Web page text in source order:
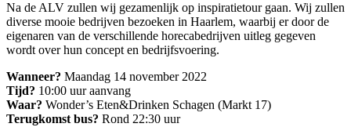
Na de ALV zullen wij gezamenlijk op inspiratietour gaan. Wij zullen
diverse mooie bedrijven bezoeken in Haarlem, waarbij er door de
eigenaren van de verschillende horecabedrijven uitleg gegeven
wordt over hun concept en bedrijfsvoering.
Wanneer? Maandag 14 november 2022
Tijd? 10:00 uur aanvang
Waar? Wonder’s Eten&Drinken Schagen (Markt 17)
Terugkomst bus? Rond 22:30 uur